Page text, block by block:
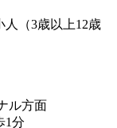
（3歳以上12歳
ル方面
1分